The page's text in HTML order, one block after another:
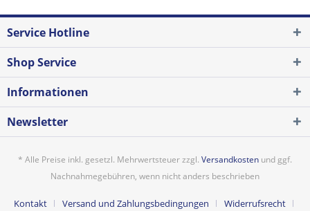
Service Hotline
Shop Service
Informationen
Newsletter
* Alle Preise inkl. gesetzl. Mehrwertsteuer zzgl. Versandkosten und ggf.
Nachnahmegebühren, wenn nicht anders beschrieben
Kontakt Versand und Zahlungsbedingungen Widerrufsrecht